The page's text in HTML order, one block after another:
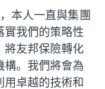
本人一直與集團
我們的策略性
將友邦保險轉化
。我們將會為
卓越的技術和